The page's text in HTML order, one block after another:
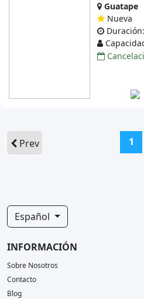
Guatape
Nueva
Prev 1
Español
INFORMACIÓN
Sobre Nosotros
Contacto
Blog